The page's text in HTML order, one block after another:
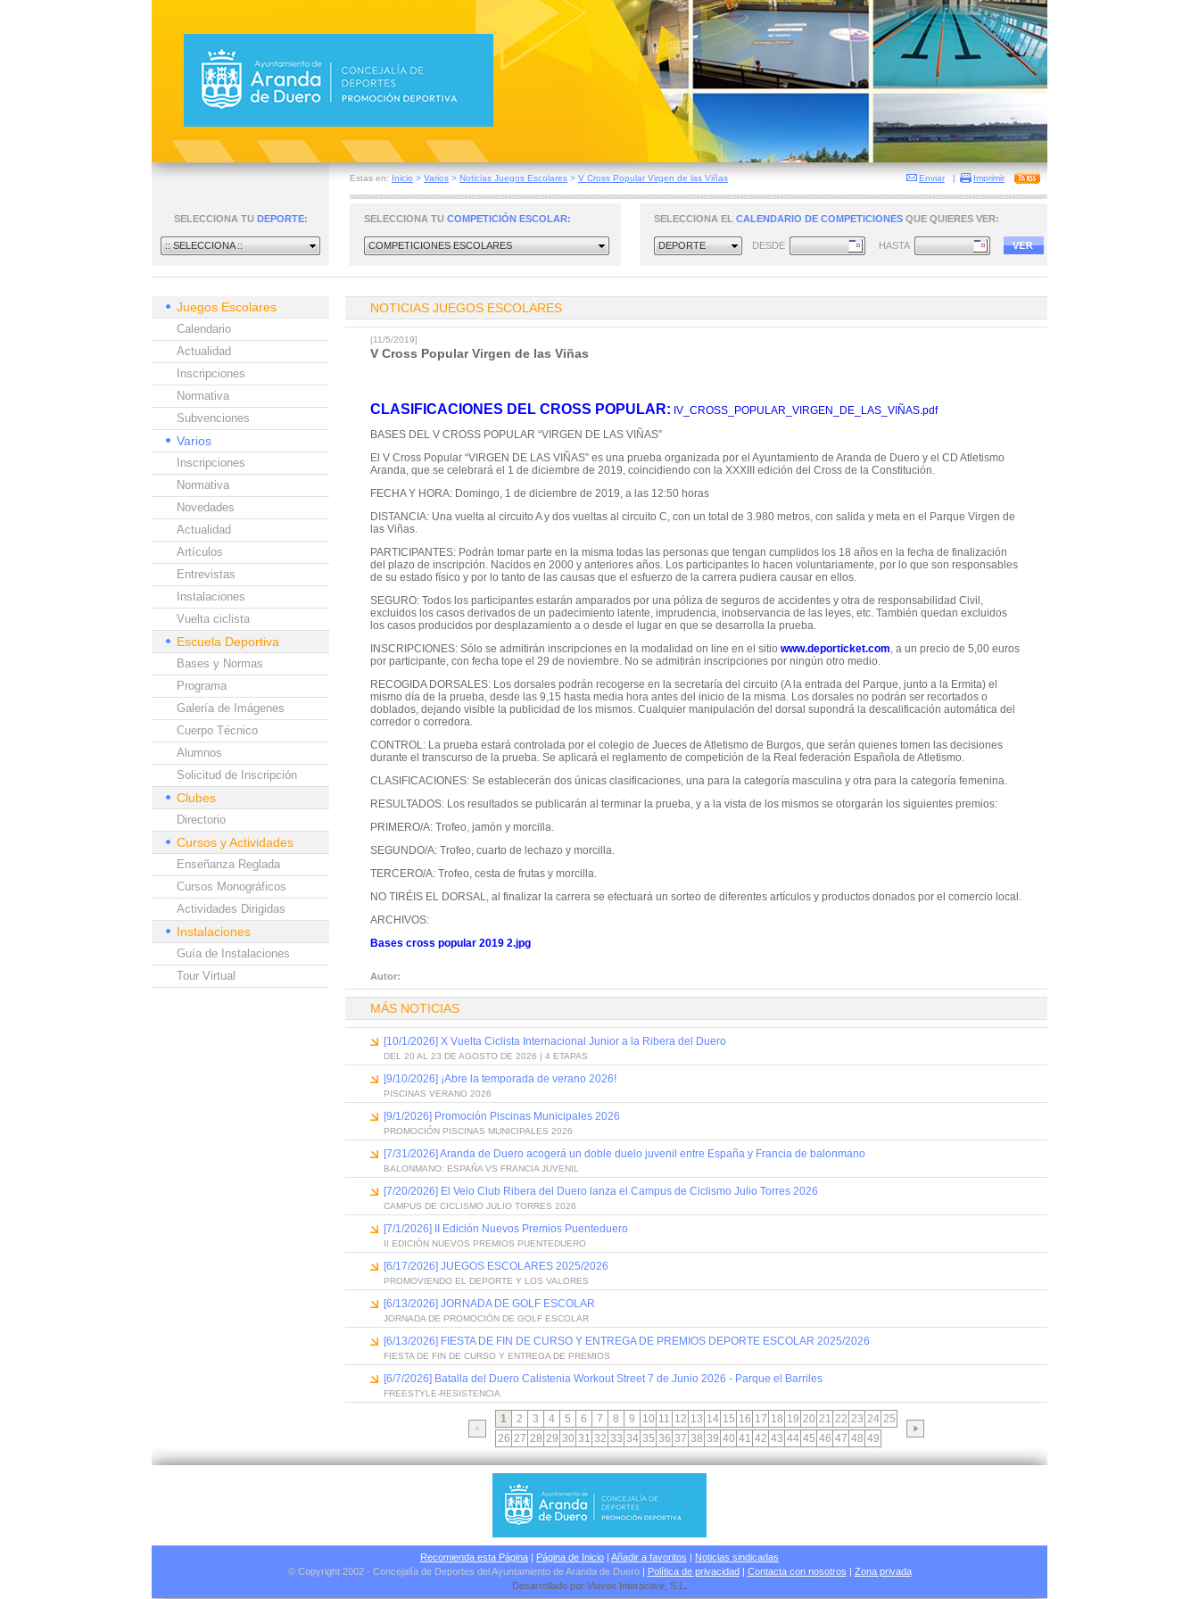
Estas en: Inicio > Varios > Noticias Juegos Escolares > V Cross Popular Virgen de las Viñas Enviar | Imprimir
SELECCIONA TU DEPORTE:
:: SELECCIONA ::
SELECCIONA TU COMPETICIÓN ESCOLAR:
COMPETICIONES ESCOLARES
SELECCIONA EL CALENDARIO DE COMPETICIONES QUE QUIERES VER:
DEPORTE DESDE HASTA
Juegos Escolares
Calendario
Actualidad
Inscripciones
Normativa
Subvenciones
Varios
Inscripciones
Normativa
Novedades
Actualidad
Artículos
Entrevistas
Instalaciones
Vuelta ciclista
Escuela Deportiva
Bases y Normas
Programa
Galería de Imágenes
Cuerpo Técnico
Alumnos
Solicitud de Inscripción
Clubes
Directorio
Cursos y Actividades
Enseñanza Reglada
Cursos Monográficos
Actividades Dirigidas
Instalaciones
Guía de Instalaciones
Tour Virtual
NOTICIAS JUEGOS ESCOLARES
[11/5/2019]
V Cross Popular Virgen de las Viñas
CLASIFICACIONES DEL CROSS POPULAR: IV_CROSS_POPULAR_VIRGEN_DE_LAS_VIÑAS.pdf
BASES DEL V CROSS POPULAR “VIRGEN DE LAS VIÑAS”
El V Cross Popular “VIRGEN DE LAS VIÑAS” es una prueba organizada por el Ayuntamiento de Aranda de Duero y el CD Atletismo
Aranda, que se celebrará el 1 de diciembre de 2019, coincidiendo con la XXXIII edición del Cross de la Constitución.
FECHA Y HORA: Domingo, 1 de diciembre de 2019, a las 12:50 horas
DISTANCIA: Una vuelta al circuito A y dos vueltas al circuito C, con un total de 3.980 metros, con salida y meta en el Parque Virgen de
las Viñas.
PARTICIPANTES: Podrán tomar parte en la misma todas las personas que tengan cumplidos los 18 años en la fecha de finalización
del plazo de inscripción. Nacidos en 2000 y anteriores años. Los participantes lo hacen voluntariamente, por lo que son responsables
de su estado físico y por lo tanto de las causas que el esfuerzo de la carrera pudiera causar en ellos.
SEGURO: Todos los participantes estarán amparados por una póliza de seguros de accidentes y otra de responsabilidad Civil,
excluidos los casos derivados de un padecimiento latente, imprudencia, inobservancia de las leyes, etc. También quedan excluidos
los casos producidos por desplazamiento a o desde el lugar en que se desarrolla la prueba.
INSCRIPCIONES: Sólo se admitirán inscripciones en la modalidad on line en el sitio www.deporticket.com, a un precio de 5,00 euros
por participante, con fecha tope el 29 de noviembre. No se admitirán inscripciones por ningún otro medio.
RECOGIDA DORSALES: Los dorsales podrán recogerse en la secretaría del circuito (A la entrada del Parque, junto a la Ermita) el
mismo día de la prueba, desde las 9,15 hasta media hora antes del inicio de la misma. Los dorsales no podrán ser recortados o
doblados, dejando visible la publicidad de los mismos. Cualquier manipulación del dorsal supondrá la descalificación automática del
corredor o corredora.
CONTROL: La prueba estará controlada por el colegio de Jueces de Atletismo de Burgos, que serán quienes tomen las decisiones
durante el transcurso de la prueba. Se aplicará el reglamento de competición de la Real federación Española de Atletismo.
CLASIFICACIONES: Se establecerán dos únicas clasificaciones, una para la categoría masculina y otra para la categoría femenina.
RESULTADOS: Los resultados se publicarán al terminar la prueba, y a la vista de los mismos se otorgarán los siguientes premios:
PRIMERO/A: Trofeo, jamón y morcilla.
SEGUNDO/A: Trofeo, cuarto de lechazo y morcilla.
TERCERO/A: Trofeo, cesta de frutas y morcilla.
NO TIRÉIS EL DORSAL, al finalizar la carrera se efectuará un sorteo de diferentes artículos y productos donados por el comercio local.
ARCHIVOS:
Bases cross popular 2019 2.jpg
Autor:
MÁS NOTICIAS
[10/1/2026] X Vuelta Ciclista Internacional Junior a la Ribera del Duero
DEL 20 AL 23 DE AGOSTO DE 2026 | 4 ETAPAS
[9/10/2026] ¡Abre la temporada de verano 2026!
PISCINAS VERANO 2026
[9/1/2026] Promoción Piscinas Municipales 2026
PROMOCIÓN PISCINAS MUNICIPALES 2026
[7/31/2026] Aranda de Duero acogerá un doble duelo juvenil entre España y Francia de balonmano
BALONMANO: ESPAÑA VS FRANCIA JUVENIL
[7/20/2026] El Velo Club Ribera del Duero lanza el Campus de Ciclismo Julio Torres 2026
CAMPUS DE CICLISMO JULIO TORRES 2026
[7/1/2026] II Edición Nuevos Premios Puenteduero
II EDICIÓN NUEVOS PREMIOS PUENTEDUERO
[6/17/2026] JUEGOS ESCOLARES 2025/2026
PROMOVIENDO EL DEPORTE Y LOS VALORES
[6/13/2026] JORNADA DE GOLF ESCOLAR
JORNADA DE PROMOCIÓN DE GOLF ESCOLAR
[6/13/2026] FIESTA DE FIN DE CURSO Y ENTREGA DE PREMIOS DEPORTE ESCOLAR 2025/2026
FIESTA DE FIN DE CURSO Y ENTREGA DE PREMIOS
[6/7/2026] Batalla del Duero Calistenia Workout Street 7 de Junio 2026 - Parque el Barriles
FREESTYLE-RESISTENCIA
1 2 3 4 5 6 7 8 9 10 11 12 13 14 15 16 17 18 19 20 21 22 23 24 25
26 27 28 29 30 31 32 33 34 35 36 37 38 39 40 41 42 43 44 45 46 47 48 49
Recomienda esta Página | Página de Inicio | Añadir a favoritos | Noticias sindicadas
© Copyright 2002 - Concejalía de Deportes del Ayuntamiento de Aranda de Duero| Política de privacidad| Contacta con nosotros | Zona privada
Desarrollado por Viavox Interactive , S.L